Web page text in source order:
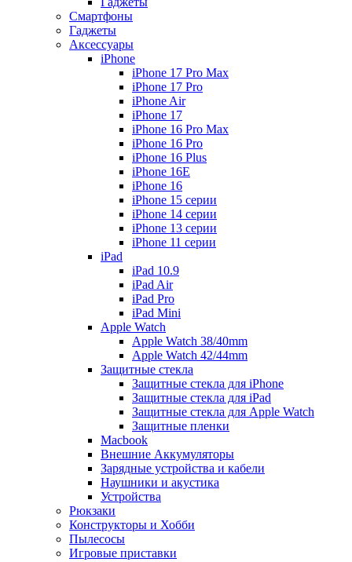
Смартфоны
Гаджеты
Аксессуары
iPhone
iPhone 17 Pro Max
iPhone 17 Pro
iPhone Air
iPhone 17
iPhone 16 Pro Max
iPhone 16 Pro
iPhone 16 Plus
iPhone 16E
iPhone 16
iPhone 15 серии
iPhone 14 серии
iPhone 13 серии
iPhone 11 серии
iPad
iPad 10.9
iPad Air
iPad Pro
iPad Mini
Apple Watch
Apple Watch 38/40mm
Apple Watch 42/44mm
Защитные стекла
Защитные стекла для iPhone
Защитные стекла для iPad
Защитные стекла для Apple Watch
Защитные пленки
Macbook
Внешние Аккумуляторы
Зарядные устройства и кабели
Наушники и акустика
Устройства
Рюкзаки
Конструкторы и Хобби
Пылесосы
Игровые приставки